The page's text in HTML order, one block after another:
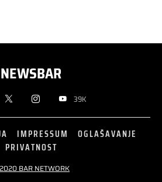
NEWSBAR
39K
IMPRESSUM
OGLAŠAVANJE
PRIVATNOST
BAR NETWORK